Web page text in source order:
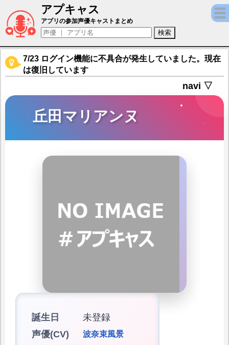
アプキャス
丘田マリアンヌ（声優：波奈束風景)【マジ
アプリの参加声優キャストまとめ
7/23 ログイン機能に不具合が発生していました。現在
は復旧しています
navi ▽
丘田マリアンヌ
誕生日
未登録
声優(CV)
波奈束風景